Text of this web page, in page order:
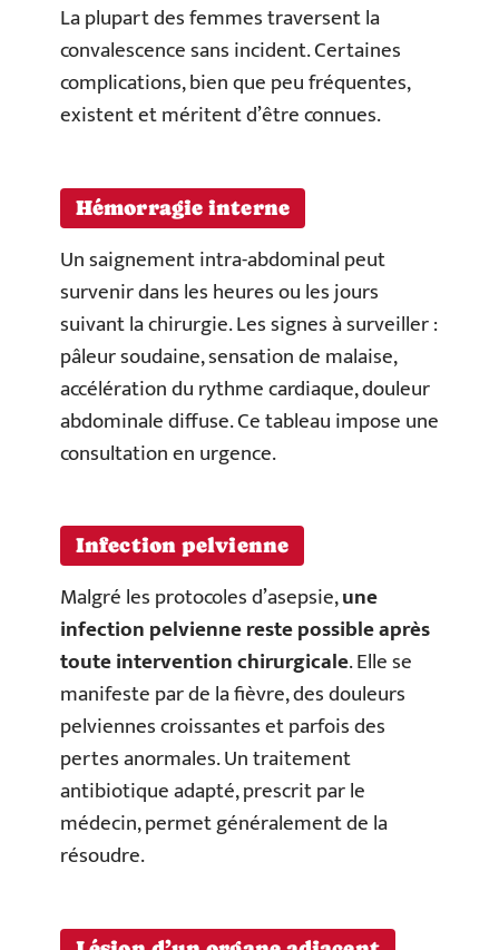
La plupart des femmes traversent la
convalescence sans incident. Certaines
complications, bien que peu fréquentes,
existent et méritent d’être connues.
Hémorragie interne
Un saignement intra-abdominal peut
survenir dans les heures ou les jours
suivant la chirurgie. Les signes à surveiller :
pâleur soudaine, sensation de malaise,
accélération du rythme cardiaque, douleur
abdominale diffuse. Ce tableau impose une
consultation en urgence.
Infection pelvienne
Malgré les protocoles d’asepsie,une
infection pelvienne reste possible après
toute intervention chirurgicale. Elle se
manifeste par de la fièvre, des douleurs
pelviennes croissantes et parfois des
pertes anormales. Un traitement
antibiotique adapté, prescrit par le
médecin, permet généralement de la
résoudre.